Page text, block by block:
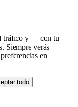
tráfico y — con tu
Siempre verás
en
todo